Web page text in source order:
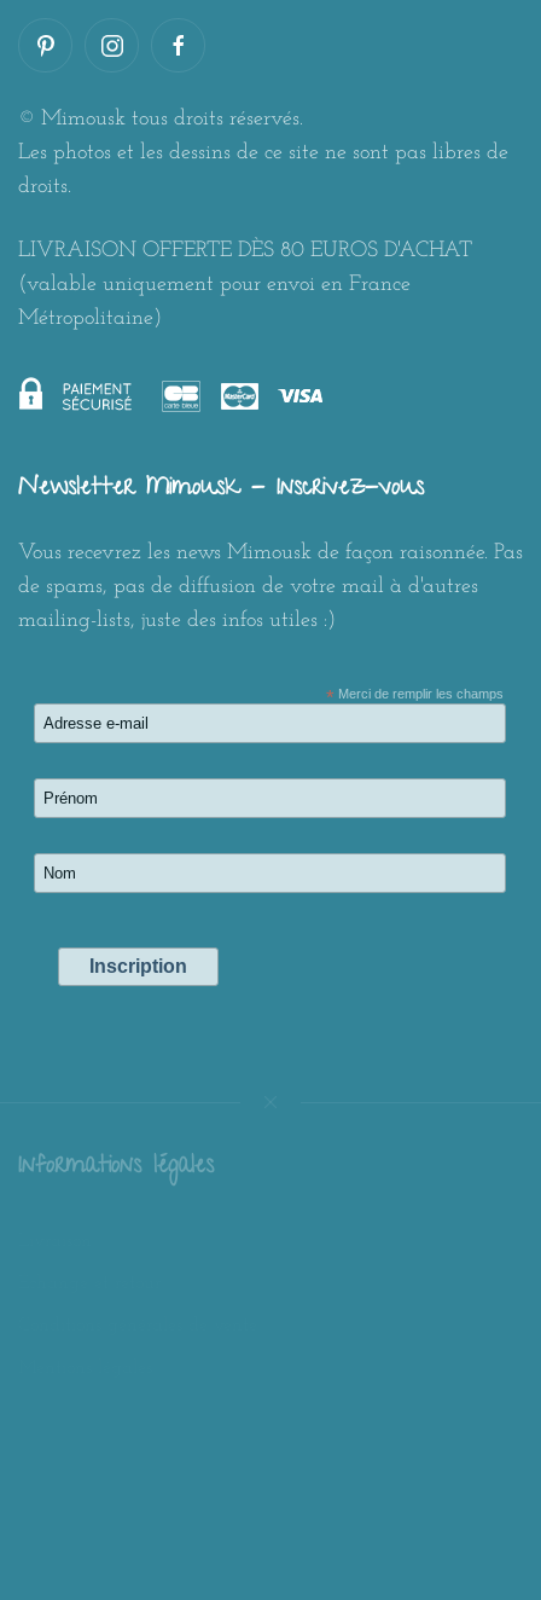
© Mimousk tous droits réservés.
Les photos et les dessins de ce site ne sont pas libres de
droits.
LIVRAISON OFFERTE DÈS 80 EUROS D'ACHAT
(valable uniquement pour envoi en France
Métropolitaine)
Newsletter Mimousk - Inscrivez-vous
Vous recevrez les news Mimousk de façon raisonnée. Pas
de spams, pas de diffusion de votre mail à d'autres
mailing-lists, juste des infos utiles :)
* Merci de remplir les champs
Informations légales